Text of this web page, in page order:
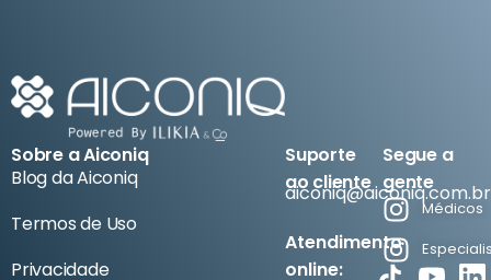
Sobre a Aiconiq
Blog da Aiconiq
Termos de Uso
Privacidade
Suporte
ao cliente
aiconiq@aiconiq.com.br
Atendimento
online:
Segue a
gente
Médicos